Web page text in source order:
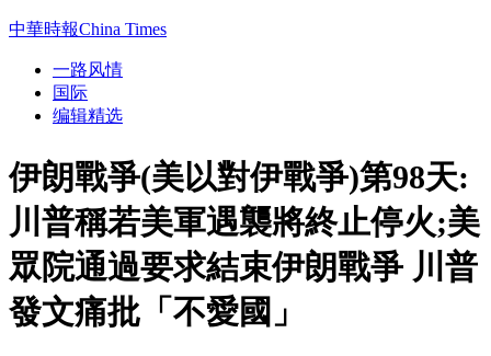
中華時報China Times
一路风情
国际
编辑精选
伊朗戰爭(美以對伊戰爭)第98天:
川普稱若美軍遇襲將終止停火;美
眾院通過要求結束伊朗戰爭 川普
發文痛批「不愛國」